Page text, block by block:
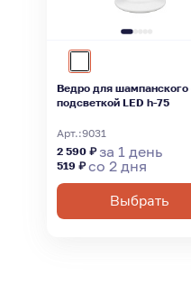
Ведро для шампанского
подсветкой LED h-75
Арт.:9031
2 590 ₽ за 1 день
519 ₽со 2 дня
Выбрать